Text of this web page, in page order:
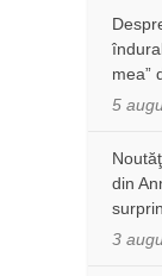
mea”
5
din
3